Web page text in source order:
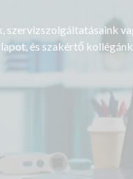
szervizszolgáltatásaink
és szakértő